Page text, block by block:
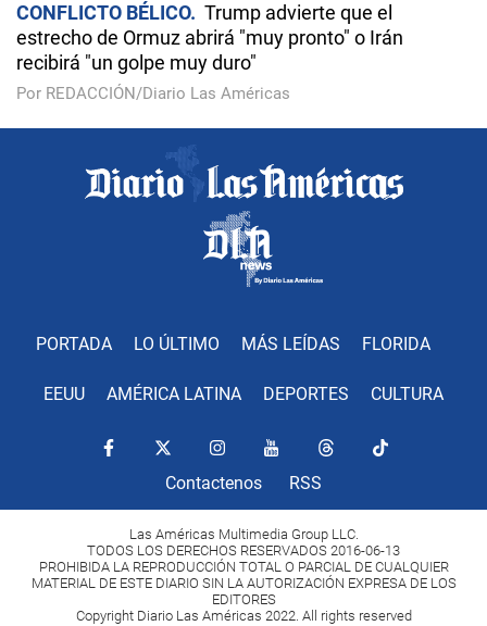
CONFLICTO BÉLICO
Trump advierte que el
estrecho de Ormuz abrirá "muy pronto" o Irán
recibirá "un golpe muy duro"
Por REDACCIÓN/Diario Las Américas
PORTADA LO ÚLTIMO MÁS LEÍDAS FLORIDA
EEUU AMÉRICA LATINA DEPORTES CULTURA
Contactenos RSS
Las Américas Multimedia Group LLC.
TODOS LOS DERECHOS RESERVADOS 2016-06-13
PROHIBIDA LA REPRODUCCIÓN TOTAL O PARCIAL DE CUALQUIER
MATERIAL DE ESTE DIARIO SIN LA AUTORIZACIÓN EXPRESA DE LOS
EDITORES
Copyright Diario Las Américas 2022. All rights reserved